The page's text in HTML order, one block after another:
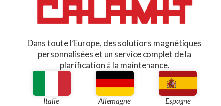
Dans toute l’Europe, des solutions magnétiques
personnalisées et un service complet de la
planification à la maintenance.​
Italie Allemagne Espagne